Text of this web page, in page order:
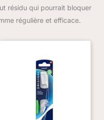
résidu qui pourrait bloquer
régulière et efficace.